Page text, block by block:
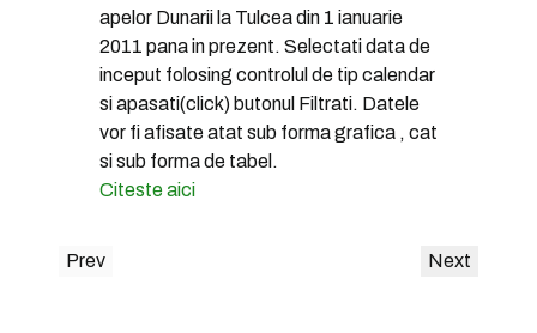
apelor Dunarii la Tulcea din 1 ianuarie
2011 pana in prezent. Selectati data de
inceput folosing controlul de tip calendar
si apasati(click) butonul Filtrati. Datele
vor fi afisate atat sub forma grafica , cat
si sub forma de tabel.
Citeste aici
Prev Next